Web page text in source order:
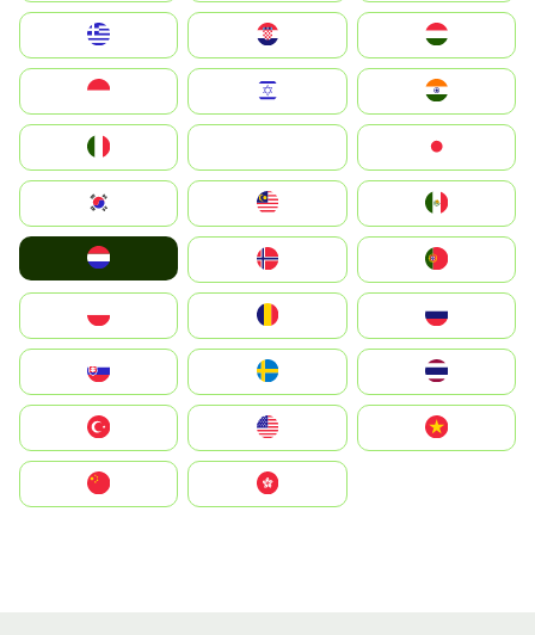
Magyarország
South Korea
United States
中國香港特別行政區